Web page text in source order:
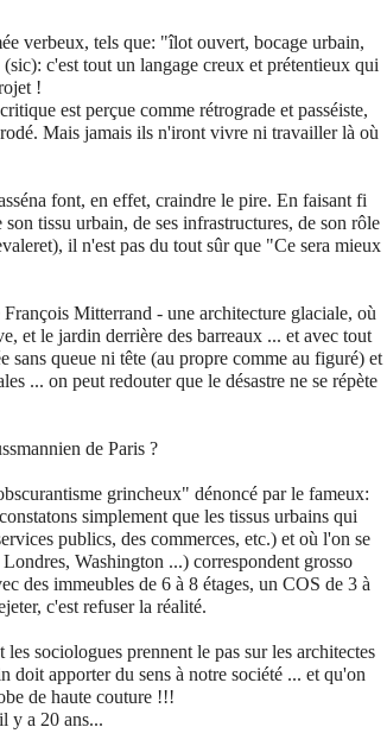
verbeux, tels que: "îlot ouvert, bocage urbain,
c'est tout un langage creux et prétentieux qui
!
est perçue comme rétrograde et passéiste,
Mais jamais ils n'iront vivre ni travailler là où
font, en effet, craindre le pire. En faisant fi
tissu urbain, de ses infrastructures, de son rôle
il n'est pas du tout sûr que "Ce sera mieux
Mitterrand - une architecture glaciale, où
et le jardin derrière des barreaux ... et avec tout
sans queue ni tête (au propre comme au figuré) et
... on peut redouter que le désastre ne se répète
de Paris ?
grincheux" dénoncé par le fameux:
simplement que les tissus urbains qui
publics, des commerces, etc.) et où l'on se
Washington ...) correspondent grosso
des immeubles de 6 à 8 étages, un COS de 3 à
c'est refuser la réalité.
sociologues prennent le pas sur les architectes
doit apporter du sens à notre société ... et qu'on
de haute couture !!!
y a 20 ans...